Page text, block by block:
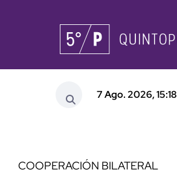
7 Ago. 2026, 15:18
COOPERACIÓN BILATERAL